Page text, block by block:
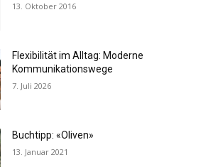
13. Oktober 2016
Flexibilität im Alltag: Moderne
Kommunikationswege
7. Juli 2026
Buchtipp: «Oliven»
13. Januar 2021